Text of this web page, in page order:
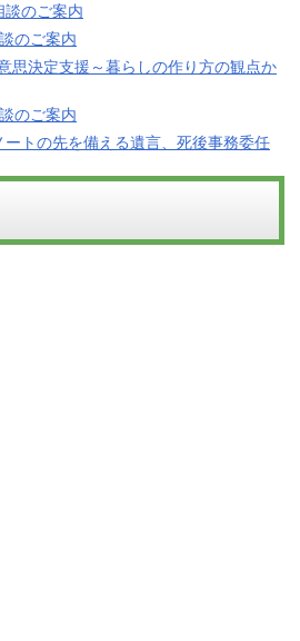
談のご案内
のご案内
決定支援～暮らしの作り方の観点か
のご案内
トの先を備える遺言、死後事務委任